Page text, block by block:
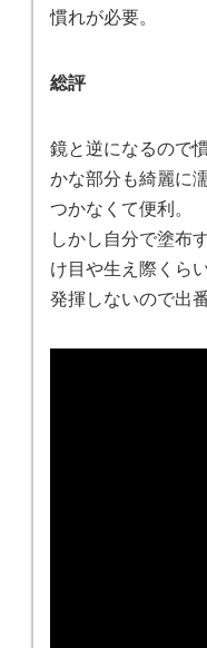
慣れが必要。
総評
鏡と逆になるので
かな部分も綺麗に
つかなくて便利。
しかし自分で塗布
け目や生え際くら
発揮しないので出